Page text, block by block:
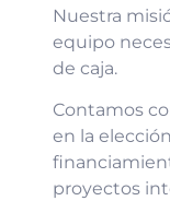
Nuestra
equipo
de caja.
Contamos
en la
proyectos